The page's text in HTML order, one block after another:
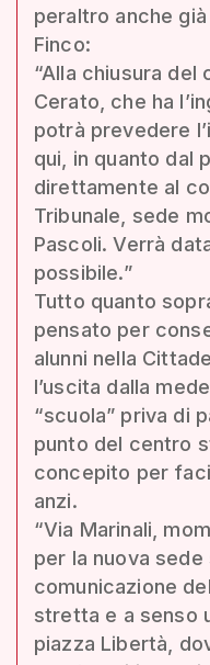
peraltro anche
Finco:
“Alla chiusura del
Cerato, che ha
potrà prevedere
qui, in quanto dal
direttamente al
Tribunale, sede
Pascoli. Verrà
possibile.”
Tutto quanto
pensato per
alunni nella
l’uscita dalla
“scuola” priva di
punto del centro
concepito per
anzi.
“Via Marinali,
per la nuova
comunicazione
stretta e a senso
piazza Libertà,